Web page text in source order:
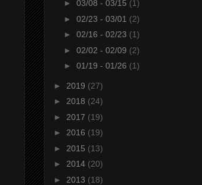
► 03/08 - 03/15 (1)
► 02/23 - 03/01 (2)
► 02/16 - 02/23 (1)
► 02/02 - 02/09 (2)
► 01/19 - 01/26 (1)
► 2019 (27)
► 2018 (24)
► 2017 (19)
► 2016 (19)
► 2015 (13)
► 2014 (20)
► 2013 (18)